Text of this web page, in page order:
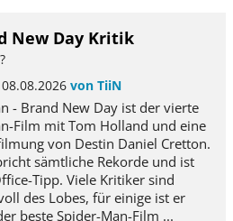
New Day Kritik
von TiiN
- Brand New Day ist der vierte
Film mit Tom Holland und eine
von Destin Daniel Cretton.
sämtliche Rekorde und ist
Tipp. Viele Kritiker sind
des Lobes, für einige ist er
beste Spider-Man-Film ...